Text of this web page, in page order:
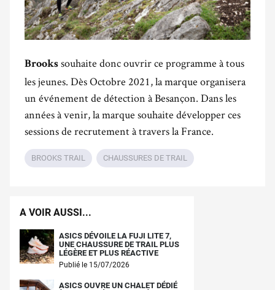
Brooks souhaite donc ouvrir ce programme à tous
les jeunes. Dès Octobre 2021, la marque organisera
un événement de détection à Besançon. Dans les
années à venir, la marque souhaite développer ces
sessions de recrutement à travers la France.
BROOKS TRAIL CHAUSSURES DE TRAIL
A VOIR AUSSI...
ASICS DÉVOILE LA FUJI LITE 7,
UNE CHAUSSURE DE TRAIL PLUS
LÉGÈRE ET PLUS RÉACTIVE
Publié le 15/07/2026
ASICS OUVRE UN CHALET DÉDIÉ